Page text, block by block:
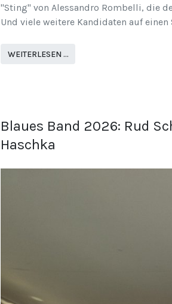
"Sting" von Alessandro Rombelli, die
Und viele weitere Kandidaten auf einen
WEITERLESEN …
Blaues Band 2026: Rud
Haschka